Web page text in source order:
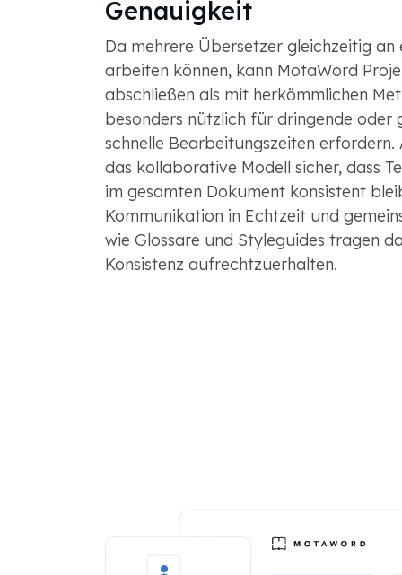
Genauigkeit
Da mehrere Übersetzer gleichzeitig an
arbeiten können, kann MotaWord
abschließen als mit herkömmlichen
besonders nützlich für dringende oder
schnelle Bearbeitungszeiten erfordern.
das kollaborative Modell sicher, dass
im gesamten Dokument konsistent
Kommunikation in Echtzeit und
wie Glossare und Styleguides tragen
Konsistenz aufrechtzuerhalten.